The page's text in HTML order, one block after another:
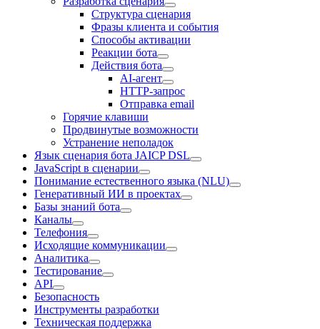
Структура сценария
Фразы клиента и события
Способы активации
Реакции бота
Действия бота
AI-агент
HTTP-запрос
Отправка email
Горячие клавиши
Продвинутые возможности
Устранение неполадок
Язык сценария бота JAICP DSL
JavaScript в сценарии
Понимание естественного языка (NLU)
Генеративный ИИ в проектах
Базы знаний бота
Каналы
Телефония
Исходящие коммуникации
Аналитика
Тестирование
API
Безопасность
Инструменты разработки
Техническая поддержка